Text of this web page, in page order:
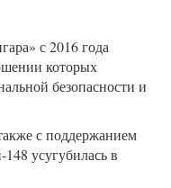
с 2016 года
которых
безопасности и
с поддержанием
усугубилась в